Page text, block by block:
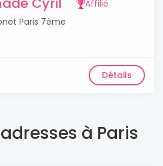
Affilié
Paris 7ème
Détails
à Paris